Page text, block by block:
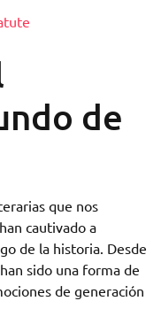
de
que nos
cautivado a
de la historia. Desde
sido una forma de
de generación